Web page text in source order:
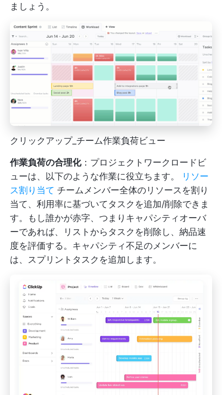
ましょう。
クリックアップ_チーム作業負荷ビュー
作業負荷の合理化：プロジェクトワークロードビ
ューは、以下のような作業に役立ちます。
リソー
ス割り当て チームメンバー全体のリソースを割り
当て、利用率に基づいてタスクを追加/削除できま
す。もし誰かが赤字、つまりキャパシティオーバ
ーであれば、リストからタスクを削除し、納品速
度を評価する。キャパシティ不足のメンバーに
は、スプリントタスクを追加します。